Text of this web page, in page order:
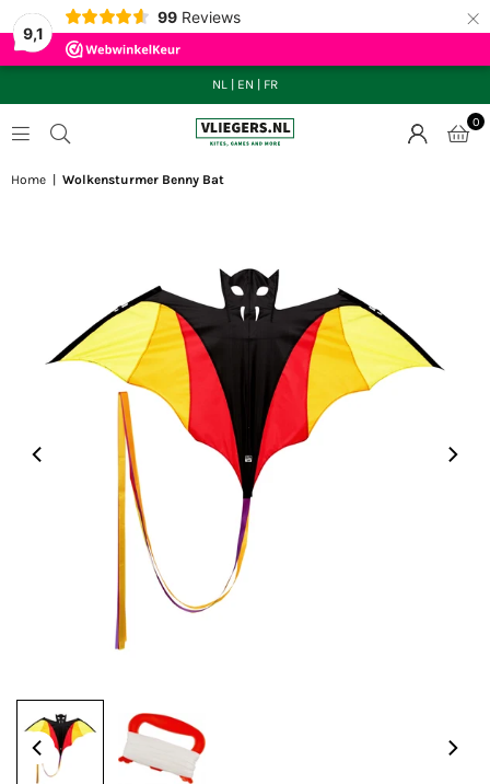
9,1
99 Reviews ×
NL EN FR
0
Home Wolkensturmer Benny Bat